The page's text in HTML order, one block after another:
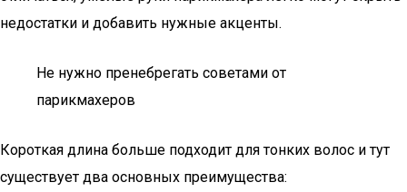
недостатки и добавить нужные акценты.
Не нужно пренебрегать советами от
парикмахеров
Короткая длина больше подходит для тонких волос и тут
существует два основных преимущества: